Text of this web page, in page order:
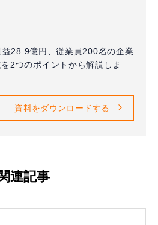
28.9億円、従業員200名の企業
2つのポイントから解説しま
資料をダウンロードする
連記事